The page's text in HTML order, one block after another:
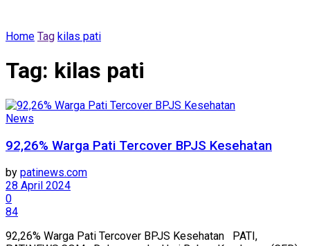
Home Tag kilas pati
Tag: kilas pati
News
92,26% Warga Pati Tercover BPJS Kesehatan
by patinews.com
28 April 2024
0
84
92,26% Warga Pati Tercover BPJS Kesehatan PATI,